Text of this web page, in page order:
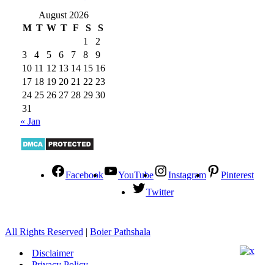
August 2026
M T W T F S
S
1
2
3
4 5 6 7 8
9
10 11 12 13 14 15 16
17 18 19 20 21 22 23
24 25 26 27 28 29 30
31
« Jan
Facebook YouTube Instagram
Pinterest
Twitter
All Rights Reserved | Boier Pathshala
Disclaimer